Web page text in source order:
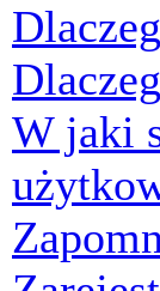
W jaki